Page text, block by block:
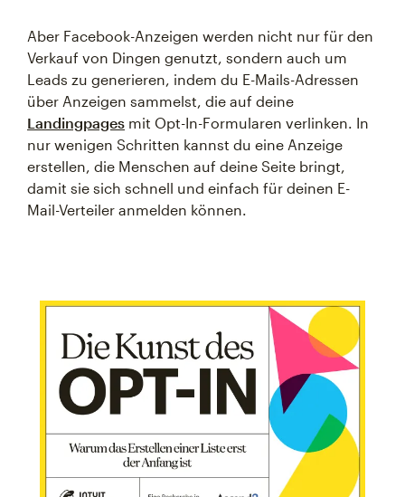
Aber Facebook-Anzeigen werden nicht nur für den
Verkauf von Dingen genutzt, sondern auch um
Leads zu generieren, indem du E-Mails-Adressen
über Anzeigen sammelst, die auf deine
Landingpages mit Opt-In-Formularen verlinken. In
nur wenigen Schritten kannst du eine Anzeige
erstellen, die Menschen auf deine Seite bringt,
damit sie sich schnell und einfach für deinen E-
Mail-Verteiler anmelden können.